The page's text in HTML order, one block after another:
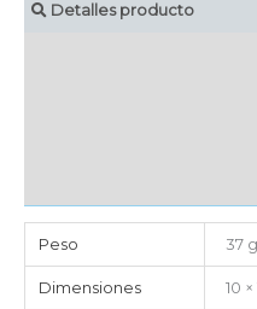
Detalles producto
Peso 37 g
Dimensiones 10